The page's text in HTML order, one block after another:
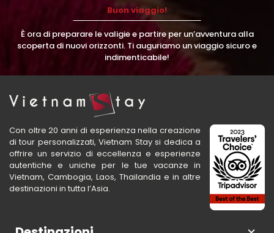
Buon viaggio!
È ora di preparare le valigie e partire per un’avventura alla
scoperta di nuovi orizzonti. Ti auguriamo un viaggio sicuro e
indimenticabile!
Con oltre 20 anni di esperienza nella creazione
di tour personalizzati, Vietnam Stay si dedica a
offrire un servizio di eccellenza e esperienze
autentiche e uniche per le tue vacanze in
Vietnam, Cambogia, Laos, Thailandia e in altre
destinazioni in tutta l’Asia.